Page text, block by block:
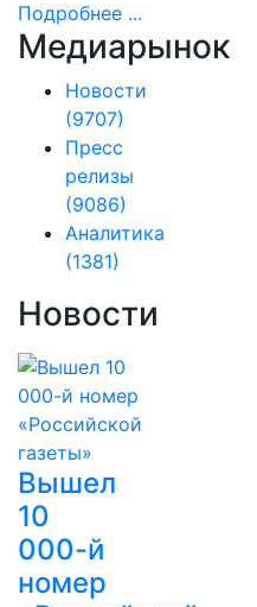
Подробнее ...
Медиарынок
Новости
(9707)
Пресс
релизы
(9086)
Аналитика
(1381)
Новости
Вышел
10
000-й
номер